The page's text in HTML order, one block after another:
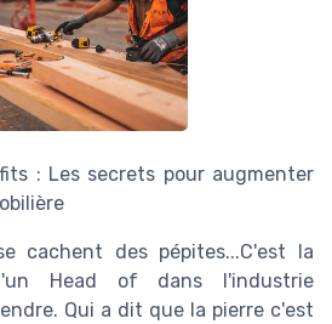
: Les secrets pour augmenter
cachent des pépites...C'est la
Head of dans l'industrie
Qui a dit que la pierre c'est